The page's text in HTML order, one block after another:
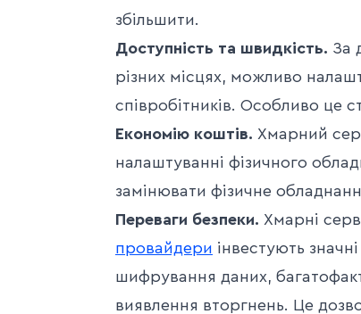
збільшити.
Доступність та швидкість. За
різних місцях, можливо
співробітників. Особливо це
Економію коштів. Хмарний
налаштуванні фізичного
замінювати фізичне
Переваги безпеки. Хмарні
провайдери інвестують
шифрування даних,
виявлення вторгнень. Це